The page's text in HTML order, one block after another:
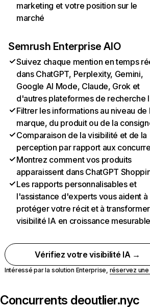
marketing et votre position sur le
marché
Semrush Enterprise AIO
Suivez chaque mention en temps
dans ChatGPT, Perplexity, Gemini,
Google AI Mode, Claude, Grok et
d'autres plateformes de recherche
Filtrer les informations au niveau de
marque, du produit ou de la
Comparaison de la visibilité et de la
perception par rapport aux
Montrez comment vos produits
apparaissent dans ChatGPT
Les rapports personnalisables et
l'assistance d'experts vous aident à
protéger votre récit et à
visibilité IA en croissance
Vérifiez votre visibilité IA →
Intéressé par la solution Enterprise, réservez
Concurrents deoutlier.nyc